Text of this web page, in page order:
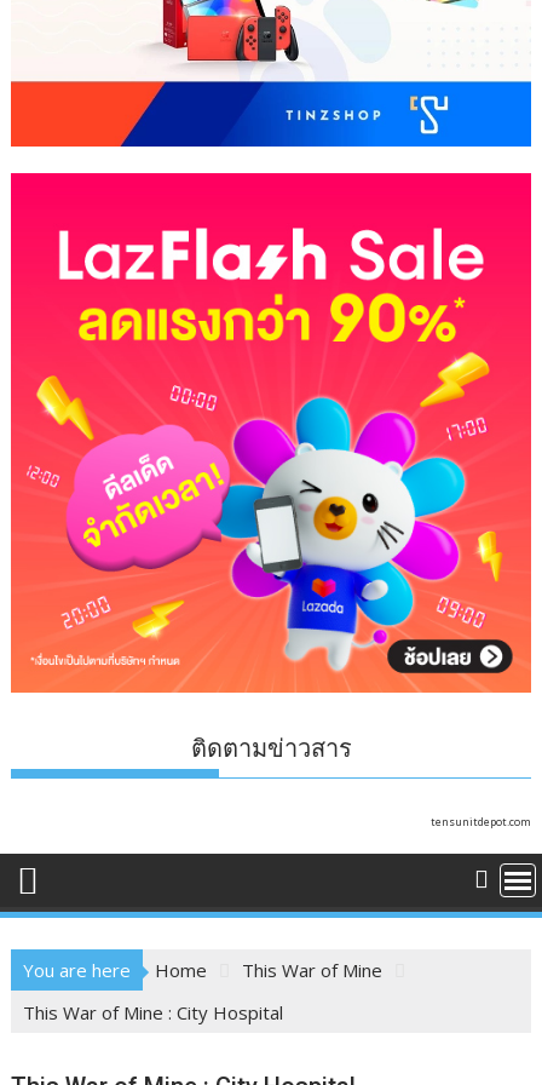
ติดตามข่าวสาร
tensunitdepot.com
You are here Home
This War of Mine
This War of Mine : City Hospital